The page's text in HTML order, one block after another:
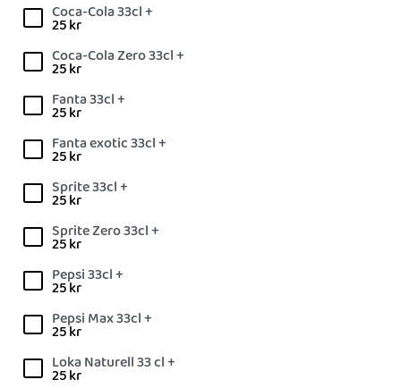
Coca-Cola 33cl +
25kr
Coca-Cola Zero 33cl +
25kr
Fanta 33cl +
25kr
Fanta exotic 33cl +
25kr
Sprite 33cl +
25kr
Sprite Zero 33cl +
25kr
Pepsi 33cl +
25kr
Pepsi Max 33cl +
25kr
Loka Naturell 33 cl +
25kr